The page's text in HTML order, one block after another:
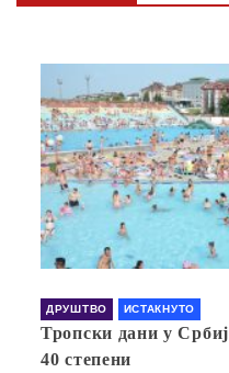
ДРУШТВО ИСТАКНУТО
Тропски дани у
40 степени